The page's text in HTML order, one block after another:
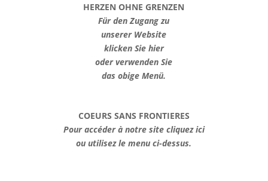
HERZEN OHNE GRENZEN
Für den Zugang zu
unserer Website
klicken Sie hier
oder verwenden Sie
das obige Menü.
COEURS SANS FRONTIERES
Pour accéder à notre site cliquez ici
ou utilisez le menu ci-dessus.